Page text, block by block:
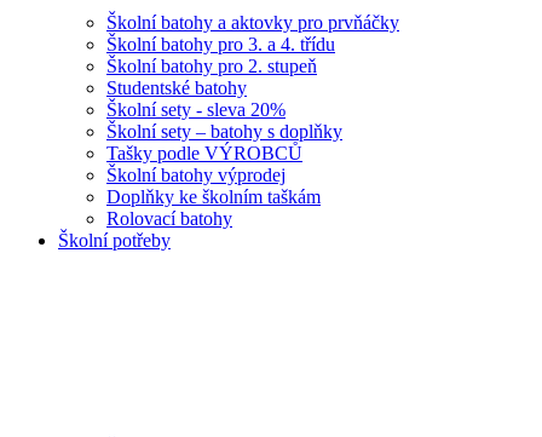
Školní batohy a aktovky pro prvňáčky
Školní batohy pro 3. a 4. třídu
Školní batohy pro 2. stupeň
Studentské batohy
Školní sety - sleva 20%
Školní sety – batohy s doplňky
Tašky podle VÝROBCŮ
Školní batohy výprodej
Doplňky ke školním taškám
Rolovací batohy
Školní potřeby